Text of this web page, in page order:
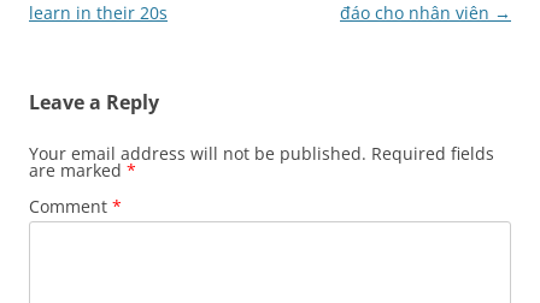
navigation
learn in their 20s
đáo cho nhân viên →
Leave a Reply
Your email address will not be published. Required fields
are marked *
Comment *